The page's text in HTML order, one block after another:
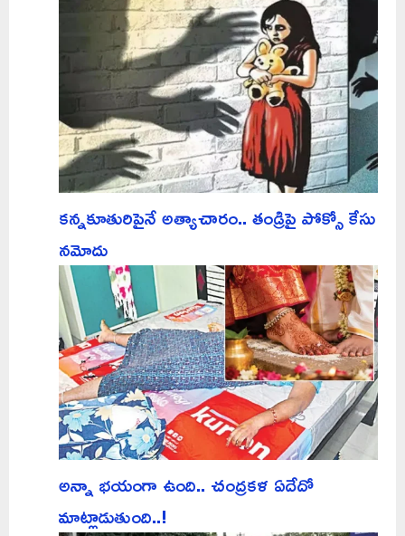
కన్నకూతురిపైనే అత్యాచారం.. తండ్రిపై పోక్సో కేసు
నమోదు
అన్నా భయంగా ఉంది.. చంద్రకళ ఏదేదో
మాట్లాడుతుంది..!